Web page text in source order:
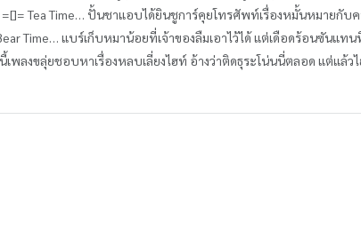
Tea Time… ปั้นชาแอบได้ยินชูการ์คุยโทรศัพท์เรื่องหมั้นหมายกับ
Time… แบร์เก็บหมาน้อยที่เจ้าของลืมเอาไว้ได้ แต่เดือดร้อนซันแท
พลงขลุ่ยชอบหาเรื่องหลบเลี่ยงไฮท์ อ้างว่าติดธุระโน่นนี่ตลอด แต่แล้